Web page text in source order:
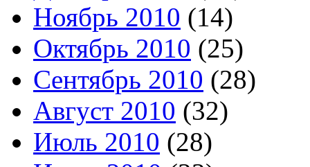
Ноябрь 2010 (14)
Октябрь 2010 (25)
Сентябрь 2010 (28)
Август 2010 (32)
Июль 2010 (28)